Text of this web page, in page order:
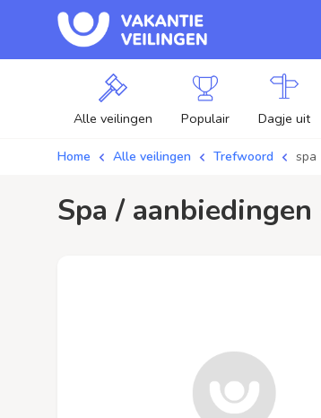
Alle veilingen Populair Dagje uit
Home Alle veilingen Trefwoord spa
spa /